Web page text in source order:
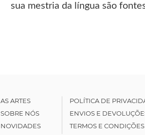
sua mestria da língua são
AS ARTES
SOBRE NÓS
NOVIDADES
POLÍTICA DE
ENVIOS E
TERMOS E CONDIÇÕES